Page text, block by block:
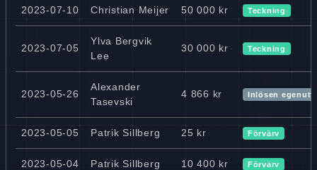
2023-07-10 Christian Meijer 50 000 kr Teckning
2023-07-05
Ylva Bergvik
Lee
30 000 kr Teckning
2023-05-26
Alexander
Tasevski
4 866 kr Inlösen
2023-05-05 Patrik Sillberg 25 kr Förvärv
2023-05-04 Patrik Sillberg 10 400 kr Förvärv